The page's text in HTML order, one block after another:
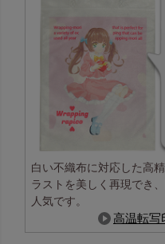
白い不織布に対応した高
ラストを美しく再現でき
人気です。
高温転写